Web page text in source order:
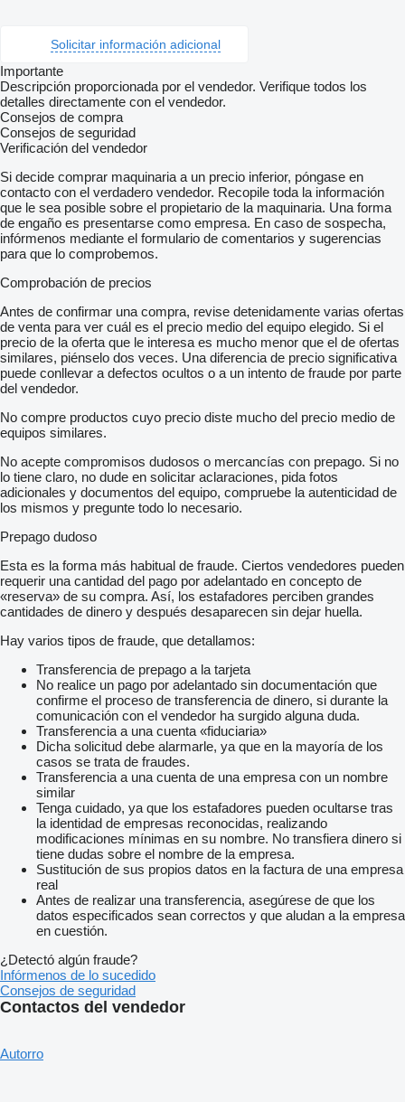
Solicitar información adicional
Importante
Descripción proporcionada por el vendedor. Verifique todos los
detalles directamente con el vendedor.
Consejos de compra
Consejos de seguridad
Verificación del vendedor
Si decide comprar maquinaria a un precio inferior, póngase en
contacto con el verdadero vendedor. Recopile toda la información
que le sea posible sobre el propietario de la maquinaria. Una forma
de engaño es presentarse como empresa. En caso de sospecha,
infórmenos mediante el formulario de comentarios y sugerencias
para que lo comprobemos.
Comprobación de precios
Antes de confirmar una compra, revise detenidamente varias ofertas
de venta para ver cuál es el precio medio del equipo elegido. Si el
precio de la oferta que le interesa es mucho menor que el de ofertas
similares, piénselo dos veces. Una diferencia de precio significativa
puede conllevar a defectos ocultos o a un intento de fraude por parte
del vendedor.
No compre productos cuyo precio diste mucho del precio medio de
equipos similares.
No acepte compromisos dudosos o mercancías con prepago. Si no
lo tiene claro, no dude en solicitar aclaraciones, pida fotos
adicionales y documentos del equipo, compruebe la autenticidad de
los mismos y pregunte todo lo necesario.
Prepago dudoso
Esta es la forma más habitual de fraude. Ciertos vendedores pueden
requerir una cantidad del pago por adelantado en concepto de
«reserva» de su compra. Así, los estafadores perciben grandes
cantidades de dinero y después desaparecen sin dejar huella.
Hay varios tipos de fraude, que detallamos:
Transferencia de prepago a la tarjeta
No realice un pago por adelantado sin documentación que
confirme el proceso de transferencia de dinero, si durante la
comunicación con el vendedor ha surgido alguna duda.
Transferencia a una cuenta «fiduciaria»
Dicha solicitud debe alarmarle, ya que en la mayoría de los
casos se trata de fraudes.
Transferencia a una cuenta de una empresa con un nombre
similar
Tenga cuidado, ya que los estafadores pueden ocultarse tras
la identidad de empresas reconocidas, realizando
modificaciones mínimas en su nombre. No transfiera dinero si
tiene dudas sobre el nombre de la empresa.
Sustitución de sus propios datos en la factura de una empresa
real
Antes de realizar una transferencia, asegúrese de que los
datos especificados sean correctos y que aludan a la empresa
en cuestión.
¿Detectó algún fraude?
Infórmenos de lo sucedido
Consejos de seguridad
Contactos del vendedor
Autorro